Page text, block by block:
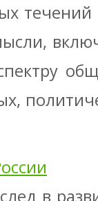
в